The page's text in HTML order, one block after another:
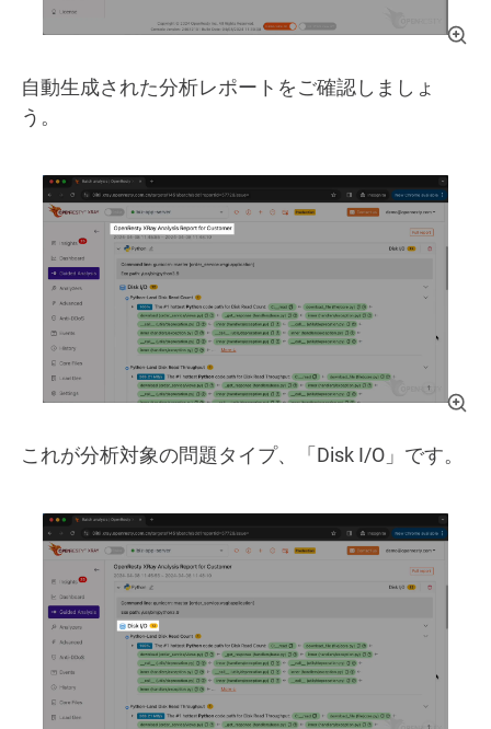
自動生成された分析レポートをご確認しましょ
う。
これが分析対象の問題タイプ、「Disk I/O」です。